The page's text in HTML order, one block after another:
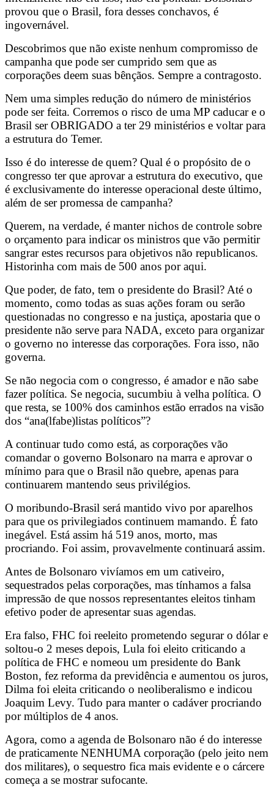
provou que o Brasil, fora desses conchavos, é
ingovernável.
Descobrimos que não existe nenhum compromisso de
campanha que pode ser cumprido sem que as
corporações deem suas bênçãos. Sempre a contragosto.
Nem uma simples redução do número de ministérios
pode ser feita. Corremos o risco de uma MP caducar e o
Brasil ser OBRIGADO a ter 29 ministérios e voltar para
a estrutura do Temer.
Isso é do interesse de quem? Qual é o propósito de o
congresso ter que aprovar a estrutura do executivo, que
é exclusivamente do interesse operacional deste último,
além de ser promessa de campanha?
Querem, na verdade, é manter nichos de controle sobre
o orçamento para indicar os ministros que vão permitir
sangrar estes recursos para objetivos não republicanos.
Historinha com mais de 500 anos por aqui.
Que poder, de fato, tem o presidente do Brasil? Até o
momento, como todas as suas ações foram ou serão
questionadas no congresso e na justiça, apostaria que o
presidente não serve para NADA, exceto para organizar
o governo no interesse das corporações. Fora isso, não
governa.
Se não negocia com o congresso, é amador e não sabe
fazer política. Se negocia, sucumbiu à velha política. O
que resta, se 100% dos caminhos estão errados na visão
dos “ana(lfabe)listas políticos”?
A continuar tudo como está, as corporações vão
comandar o governo Bolsonaro na marra e aprovar o
mínimo para que o Brasil não quebre, apenas para
continuarem mantendo seus privilégios.
O moribundo-Brasil será mantido vivo por aparelhos
para que os privilegiados continuem mamando. É fato
inegável. Está assim há 519 anos, morto, mas
procriando. Foi assim, provavelmente continuará assim.
Antes de Bolsonaro vivíamos em um cativeiro,
sequestrados pelas corporações, mas tínhamos a falsa
impressão de que nossos representantes eleitos tinham
efetivo poder de apresentar suas agendas.
Era falso, FHC foi reeleito prometendo segurar o dólar e
soltou-o 2 meses depois, Lula foi eleito criticando a
política de FHC e nomeou um presidente do Bank
Boston, fez reforma da previdência e aumentou os juros,
Dilma foi eleita criticando o neoliberalismo e indicou
Joaquim Levy. Tudo para manter o cadáver procriando
por múltiplos de 4 anos.
Agora, como a agenda de Bolsonaro não é do interesse
de praticamente NENHUMA corporação (pelo jeito nem
dos militares), o sequestro fica mais evidente e o cárcere
começa a se mostrar sufocante.